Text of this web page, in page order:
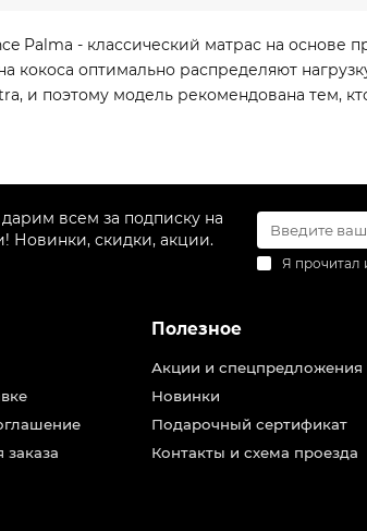
Palma - классический матрас на основе
кокоса оптимально распределяют
и поэтому модель рекомендована тем,
всем за подписку на
Новинки, скидки, акции.
Я прочитал
Полезное
Акции и спецпредложения
Новинки
Подарочный сертификат
Контакты и схема проезда